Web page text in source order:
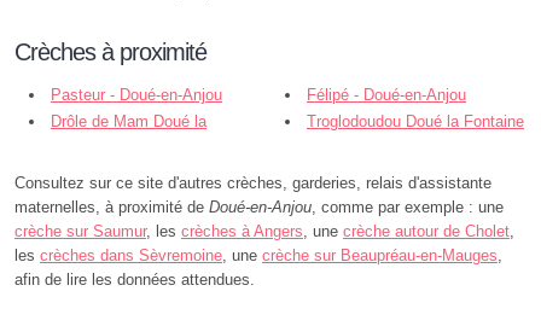
Crèches à proximité
Pasteur - Doué-en-Anjou
Félipé - Doué-en-Anjou
Drôle de Mam Doué la
Troglodoudou Doué la Fontaine
Consultez sur ce site d'autres crèches, garderies, relais d'assistante
maternelles, à proximité de Doué-en-Anjou , comme par exemple : une
crèche sur Saumur, les crèches à Angers , une crèche autour de Cholet
les crèches dans Sèvremoine , une crèche sur Beaupréau-en-Mauges
afin de lire les données attendues.